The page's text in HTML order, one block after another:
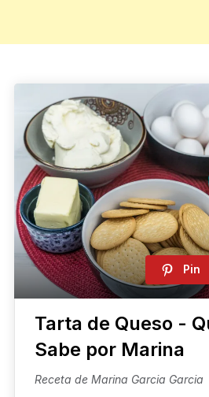
Pin
Tarta de Queso -
Sabe por Marina
Receta de Marina Garcia Garcia